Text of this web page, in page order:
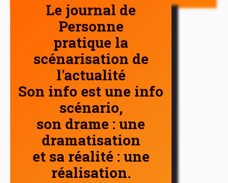
Le journal de
Personne
pratique la
scénarisation de
l'actualité
Son info est une info
scénario,
son drame : une
dramatisation
et sa réalité : une
réalisation.